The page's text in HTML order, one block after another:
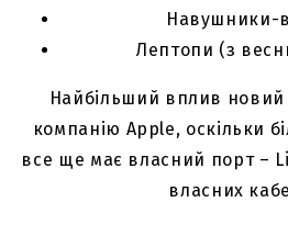
Навушники-
Лептопи (з
Найбільший вплив
компанію Apple, оскільки
все ще має власний порт –
власних